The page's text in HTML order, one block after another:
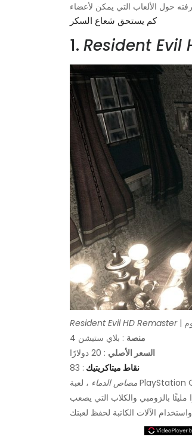
كم يستحق شعاع السكر
1. Resident Evil
Resident Evil HD Remaster
منصة : بلاي ستيشن 4
السعر الأصلي : 20 دولارًا
نقاط ميتاكريتيك : 83
مصاص الدماء ، لعبة PlayStation One التي يُنسب إليها بشكل عام إطلاق نوع رعب البقاء ، متاحة الآن على PS4 ، إلى جانب
بالزومبي والكلاب التي يصعب